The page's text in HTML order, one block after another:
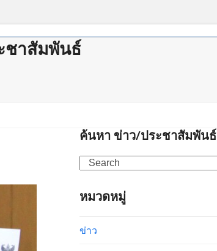
ชาสัมพันธ์
ค้นหา ข่าว/ประชาสัมพันธ์
Search
หมวดหมู่
ข่าว